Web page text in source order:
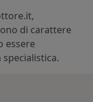
di carattere
essere